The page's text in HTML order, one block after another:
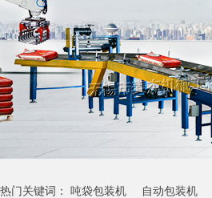
热门关键词： 吨袋包装机 自动包装机